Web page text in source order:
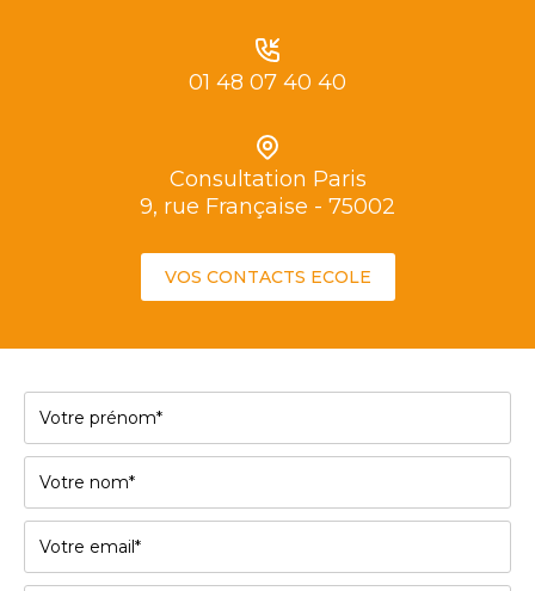
01 48 07 40 40
Consultation Paris
9, rue Française - 75002
VOS CONTACTS ECOLE